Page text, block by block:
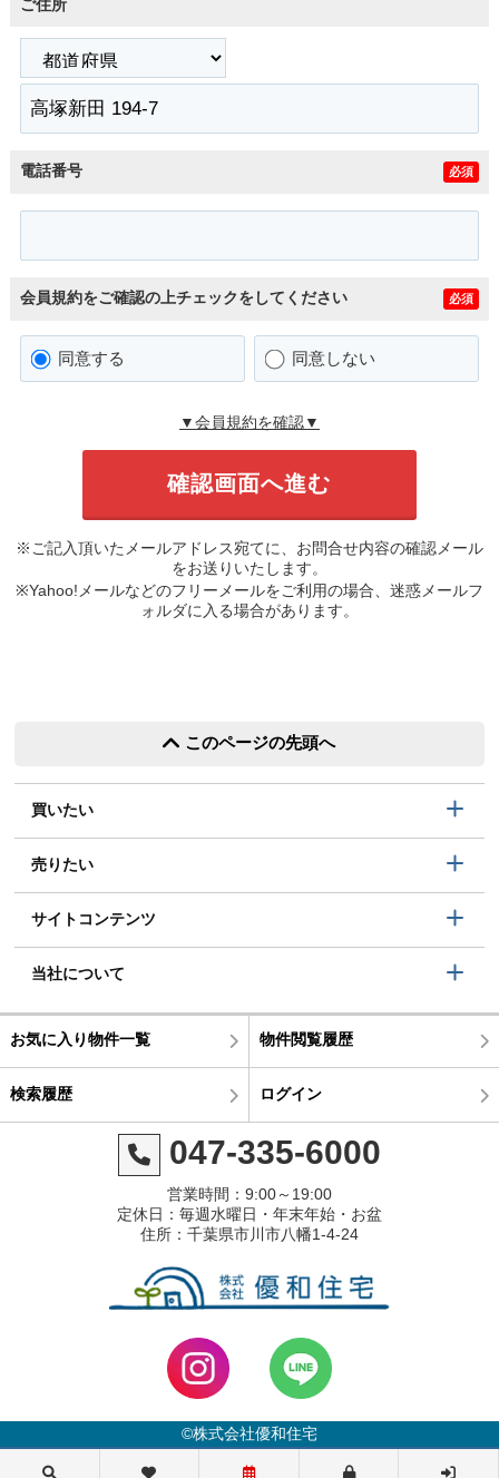
ご住所
電話番号 必須
会員規約をご確認の上チェックをしてください 必須
同意する 同意しない
▼会員規約を確認▼
※ご記入頂いたメールアドレス宛てに、お問合せ内容の確認メール
をお送りいたします。
※Yahoo!メールなどのフリーメールをご利用の場合、迷惑メールフ
ォルダに入る場合があります。
このページの先頭へ
買いたい
売りたい
サイトコンテンツ
当社について
お気に入り物件一覧 物件閲覧履歴
検索履歴 ログイン
047-335-6000
営業時間：9:00～19:00
定休日：毎週水曜日・年末年始・お盆
住所：千葉県市川市八幡1-4-24
©株式会社優和住宅